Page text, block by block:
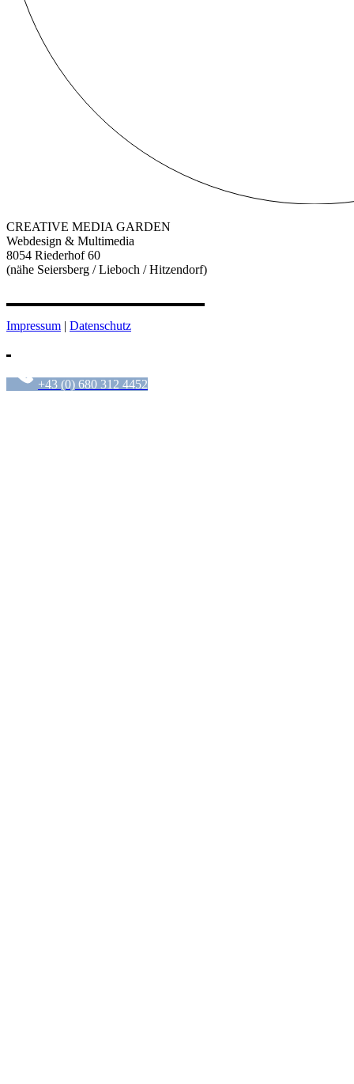
CREATIVE MEDIA GARDEN
Webdesign & Multimedia
8054 Riederhof 60
(nähe Seiersberg / Lieboch / Hitzendorf)
Impressum | Datenschutz
+43 (0) 680 312 4452